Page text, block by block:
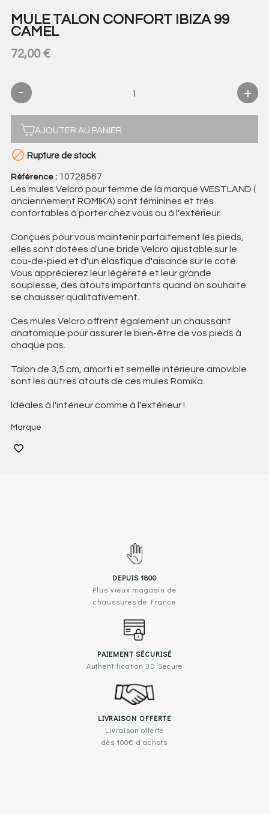
MULE TALON CONFORT IBIZA 99
CAMEL
72,00 €
AJOUTER AU PANIER
 Rupture de stock
Référence : 10728567
Les mules Velcro pour femme de la marque WESTLAND (
anciennement ROMIKA) sont féminines et très
confortables à porter chez vous ou à l'extérieur.
Conçues pour vous maintenir parfaitement les pieds,
elles sont dotées d'une bride Velcro ajustable sur le
cou-de-pied et d'un élastique d'aisance sur le coté.
Vous apprécierez leur légèreté et leur grande
souplesse, des atouts importants quand on souhaite
se chausser qualitativement.
Ces mules Velcro offrent également un chaussant
anatomique pour assurer le bien-être de vos pieds à
chaque pas.
Talon de 3,5 cm, amorti et semelle intérieure amovible
sont les autres atouts de ces mules Romika.
Idéales à l'intérieur comme à l'extérieur !
Marque
DEPUIS 1800
Plus vieux magasin de
chaussures de France
PAIEMENT SÉCURISÉ
Authentification 3D Secure
LIVRAISON OFFERTE
Livraison offerte
dès 100€ d'achats